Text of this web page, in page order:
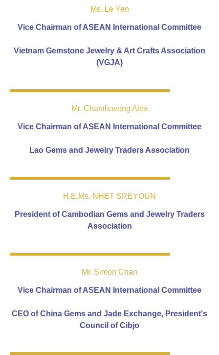
Ms. Le Yen
Vice Chairman of ASEAN International Committee
Vietnam Gemstone Jewelry & Art Crafts Association
(VGJA)
Mr. Chanthavong Alex
Vice Chairman of ASEAN International Committee
Lao Gems and Jewelry Traders Association
H.E.Ms. NHET SREYOUN
President of Cambodian Gems and Jewelry Traders
Association
Mr. Simon Chan
Vice Chairman of ASEAN International Committee
CEO of China Gems and Jade Exchange, President's
Council of Cibjo